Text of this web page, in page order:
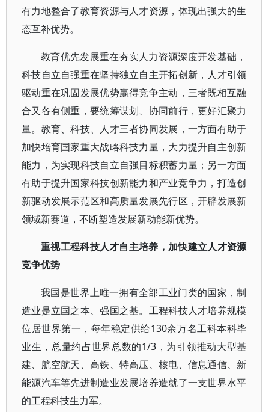
有力地整合了教育资源与人才资源，体现出强大的生
态互补优势。
教育优先发展重在夯实人力资源深度开发基础，
科技自立自强重在坚持独立自主开拓创新，人才引领
驱动重在巩固发展优势赢得竞争主动，三者既相互融
合又各有侧重，要统筹谋划、协同前行，更好汇聚力
量。教育、科技、人才三者协同发展，一方面有助于
加快培育国家重大战略科技力量，大力提升自主创新
能力，为实现科技自立自强目标积蓄力量；另一方面
有助于提升国家科技创新能力和产业竞争力，打造创
新驱动发展示范区和高质量发展先行区，开辟发展新
领域新赛道，不断塑造发展新动能新优势。
重视工程科技人才自主培养，加快建立人才资源
竞争优势
我国是世界上唯一拥有全部工业门类的国家，制
造业是立国之本、强国之基。工程科技人才培养规模
位居世界第一，每年稳定供给130余万名工科本科毕
业生，总量约占世界总数的1/3，为引领推动大型基
建、航空航天、高铁、特高压、核电、信息通信、新
能源汽车等先进制造业发展培养造就了一支世界水平
的工程科技生力军。